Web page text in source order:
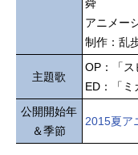
舜
アニメー
制作：乱
主題歌
OP：「
ED：「ミ
公開開始年
＆季節
2015夏ア